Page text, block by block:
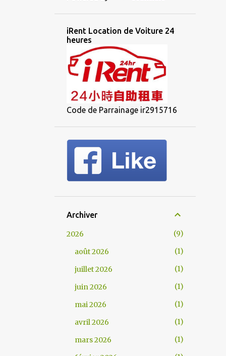
iRent Location de Voiture 24
heures
Code de Parrainage ir2915716
Archiver
2026
9
août 2026
1
juillet 2026
1
juin 2026
1
mai 2026
1
avril 2026
1
mars 2026
1